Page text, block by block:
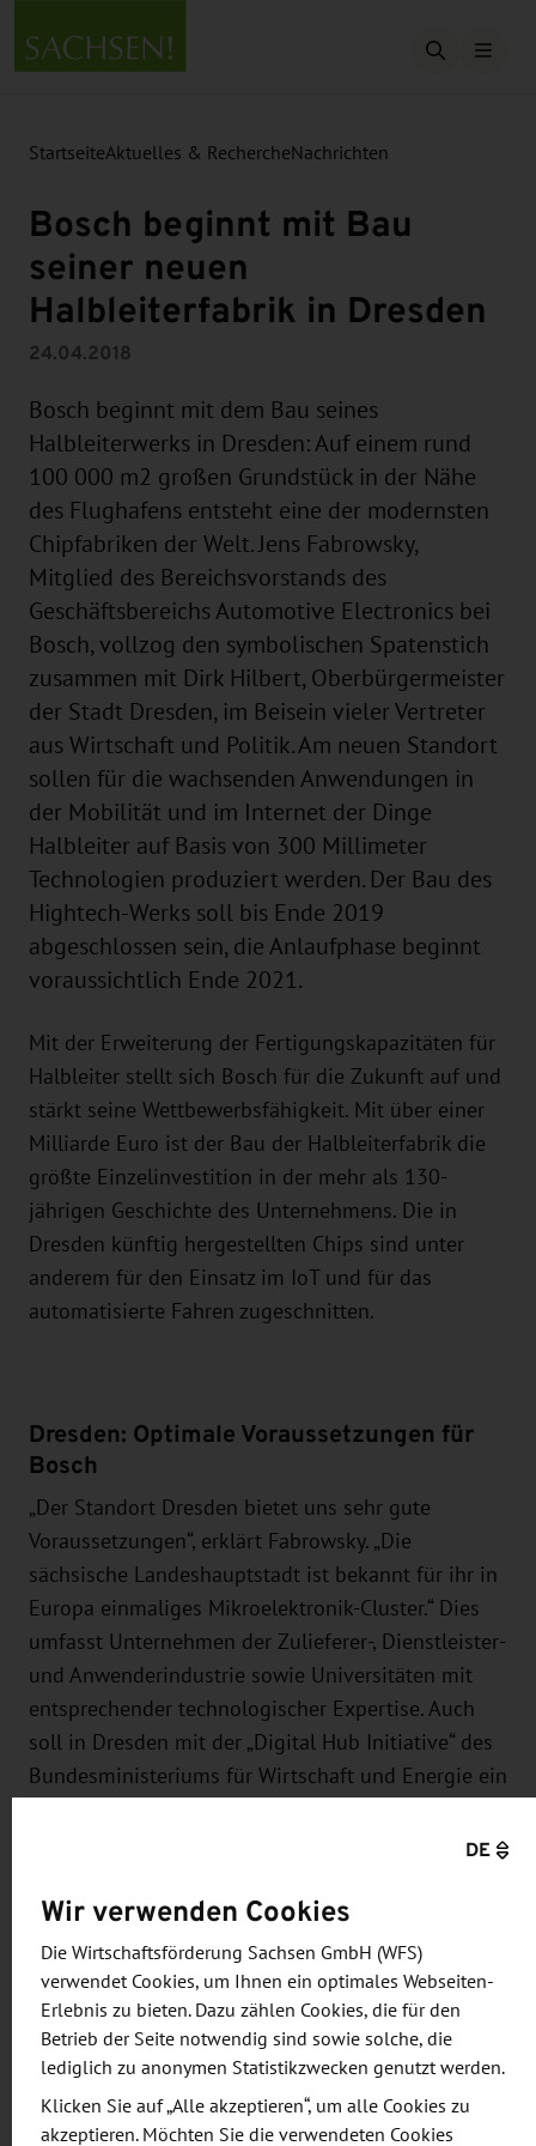
Suche
StartseiteAktuelles & RechercheNachrichten
Bosch beginnt mit Bau
seiner neuen
Halbleiterfabrik in Dresden
24.04.2018
Bosch beginnt mit dem Bau seines
Halbleiterwerks in Dresden: Auf einem rund
100 000 m2 großen Grundstück in der Nähe
des Flughafens entsteht eine der modernsten
Chipfabriken der Welt. Jens Fabrowsky,
Mitglied des Bereichsvorstands des
Geschäftsbereichs Automotive Electronics bei
Bosch, vollzog den symbolischen Spatenstich
zusammen mit Dirk Hilbert, Oberbürgermeister
der Stadt Dresden, im Beisein vieler Vertreter
aus Wirtschaft und Politik. Am neuen Standort
sollen für die wachsenden Anwendungen in
der Mobilität und im Internet der Dinge
Halbleiter auf Basis von 300 Millimeter
Technologien produziert werden. Der Bau des
Hightech-Werks soll bis Ende 2019
abgeschlossen sein, die Anlaufphase beginnt
voraussichtlich Ende 2021.
Mit der Erweiterung der Fertigungskapazitäten für
Halbleiter stellt sich Bosch für die Zukunft auf und
stärkt seine Wettbewerbsfähigkeit. Mit über einer
Milliarde Euro ist der Bau der Halbleiterfabrik die
größte Einzelinvestition in der mehr als 130-
jährigen Geschichte des Unternehmens. Die in
Dresden künftig hergestellten Chips sind unter
anderem für den Einsatz im IoT und für das
automatisierte Fahren zugeschnitten.
Dresden: Optimale Voraussetzungen für
Bosch
„Der Standort Dresden bietet uns sehr gute
Voraussetzungen“, erklärt Fabrowsky. „Die
sächsische Landeshauptstadt ist bekannt für ihr in
Europa einmaliges Mikroelektronik-Cluster.“ Dies
umfasst Unternehmen der Zulieferer-, Dienstleister-
und Anwenderindustrie sowie Universitäten mit
entsprechender technologischer Expertise. Auch
soll in Dresden mit der „Digital Hub Initiative“ des
Bundesministeriums für Wirtschaft und Energie ein
werden. Dazu will auch Bosch beitragen. Fabrowsky
Halbleiterfirmen und Universitäten kooperieren,
um einerseits unser Unternehmen nach vorne zu
bringen. Andererseits wollen wir den Standort
Deutschland und Europa im internationalen
Wettbewerb stärken.“
DE
Wir verwenden Cookies
Die Wirtschaftsförderung Sachsen GmbH (WFS)
verwendet Cookies, um Ihnen ein optimales Webseiten-
Erlebnis zu bieten. Dazu zählen Cookies, die für den
Betrieb der Seite notwendig sind sowie solche, die
lediglich zu anonymen Statistikzwecken genutzt werden.
Klicken Sie auf „Alle akzeptieren“, um alle Cookies zu
akzeptieren. Möchten Sie die verwendeten Cookies